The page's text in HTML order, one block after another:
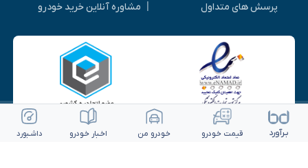
پرسش های متداول
مشاوره آنلاین خرید خودرو
بـرآورد قیمت خـودرو خـودرو من اخـبار خـودرو داشـبورد